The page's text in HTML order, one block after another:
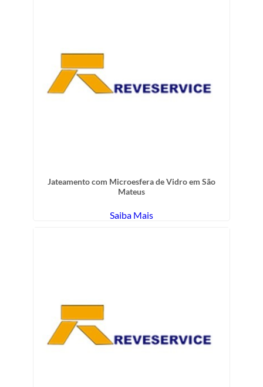
Jateamento com Microesfera de Vidro em São
Mateus
Saiba Mais